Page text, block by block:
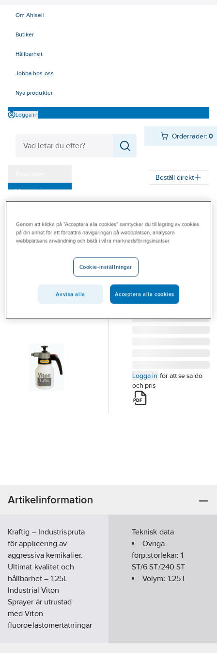
Om Ahlsell
Butiker
Hållbarhet
Jobba hos oss
Nya produkter
Logga in
Orderrader:0
Varumärken
Outlet
Branscher
Beställ direkt
HOZELOCK
1.25 l
VITON SPRUTA 1,25 L
Artikelnummer:
Logga in för att se saldo
och pris
Artikelinformation
Kraftig – Industrispruta
för applicering av
aggressiva kemikalier.
Ultimat kvalitet och
hållbarhet – 1,25L
Industrial Viton
Sprayer är utrustad
med Viton
fluoroelastomertätningar
Teknisk data
Övriga
förp.storlekar:1
ST/6 ST/240 ST
Volym: 1.25l
Genom att klicka på "Acceptera alla cookies" samtycker du till lagring av cookies
på din enhet för att förbättra navigeringen på webbplatsen, analysera
webbplatsens användning och bistå i våra marknadsföringsinsatser.
Cookie-inställningar
Avvisa alla Acceptera alla cookies